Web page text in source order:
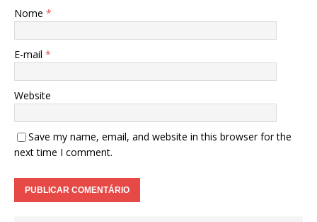
Nome *
E-mail *
Website
Save my name, email, and website in this browser for the
next time I comment.